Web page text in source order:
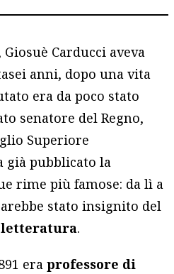
Giosuè Carducci aveva
anni, dopo una vita
era da poco stato
senatore del Regno,
Superiore
già pubblicato la
rime più famose: da lì a
stato insignito del
letteratura.
eraprofessore di